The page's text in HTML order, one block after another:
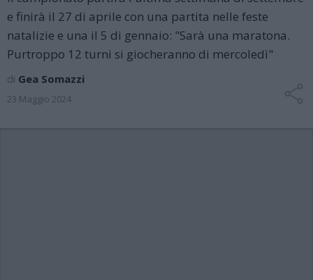
e finirà il 27 di aprile con una partita nelle feste
natalizie e una il 5 di gennaio: "Sarà una maratona.
Purtroppo 12 turni si giocheranno di mercoledì"
di Gea Somazzi
23 Maggio 2024